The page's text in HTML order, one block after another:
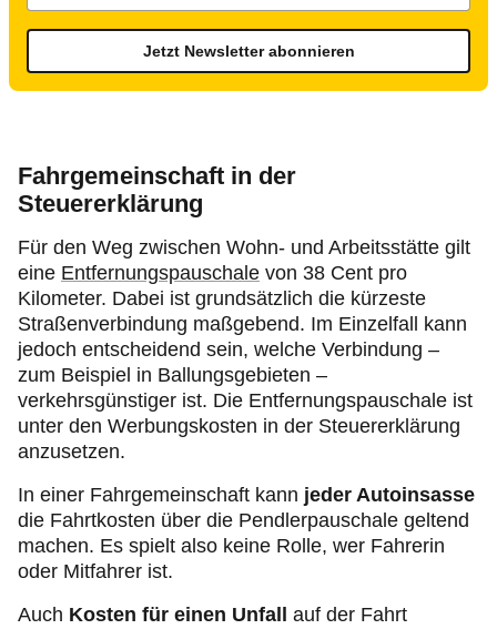
Jetzt Newsletter abonnieren
Fahrgemeinschaft in der
Steuererklärung
Für den Weg zwischen Wohn- und Arbeitsstätte gilt
eine Entfernungspauschale von 38 Cent pro
Kilometer. Dabei ist grundsätzlich die kürzeste
Straßenverbindung maßgebend. Im Einzelfall kann
jedoch entscheidend sein, welche Verbindung –
zum Beispiel in Ballungsgebieten –
verkehrsgünstiger ist. Die Entfernungspauschale ist
unter den Werbungskosten in der Steuererklärung
anzusetzen.
In einer Fahrgemeinschaft kann jeder Autoinsasse
die Fahrtkosten über die Pendlerpauschale geltend
machen. Es spielt also keine Rolle, wer Fahrerin
oder Mitfahrer ist.
Auch Kosten für einen Unfall
auf der Fahrt